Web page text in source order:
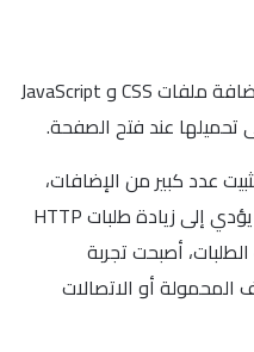
معظم إضافات ووردبريس تقوم بإضافة ملفات CSS و JavaScript
تحميلها عند فتح الصفحة.
عدد كبير من الإضافات،
يزداد عدد الملفات المطلوبة، مما يؤدي إلى زيادة طلبات HTTP
أصبحت تجربة
المحمولة أو الاتصالات